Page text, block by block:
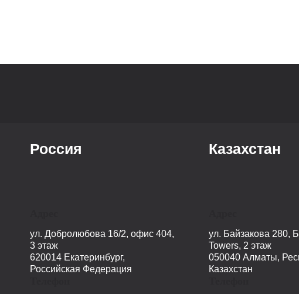
Россия
ул. Добролюбова 16/2, офис 404,
3 этаж
620014 Екатеринбург,
Российская Федерация
Казахстан
ул. Байзакова 280,
Towers, 2 этаж
050040 Алматы,
Казахстан